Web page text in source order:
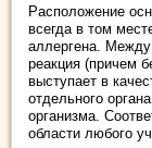
Расположение
всегда в том
аллергена.
реакция (причем
выступает в
отдельного
организма.
области любого